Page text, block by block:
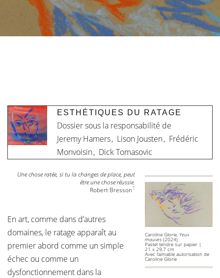
ESTHÉTIQUES DU RATAGE
Dossier sous la responsabilité de
Jeremy Hamers, Lison Jousten, Frédéric
Monvoisin, Dick Tomasovic
Caroline Glorie, Yeux
mauves (2024)
Pastel tendre sur papier |
21 x 29,7 cm
Avec l’aimable autorisation de
Caroline Glorie
Une chose ratée, si tu la changes de place, peut
être une chose réussie.
Robert Bresson1
En art, comme dans d’autres
domaines, le ratage apparaît au
premier abord comme un simple
échec ou comme un
dysfonctionnement dans la